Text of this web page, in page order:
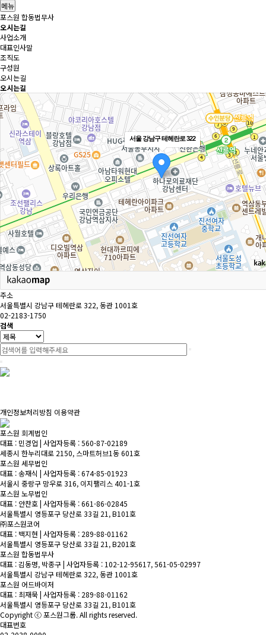
메뉴
포스원 합동법무사
오시는길
사업소개
대표인사말
조직도
구성원
오시는길
오시는길
서울 강남구 테헤란로 322
주소
서울특별시 강남구 테헤란로 322, 동관 1001호
02-2183-1750
검색
개인정보처리방침 이용약관
포스원 회계법인
대표 : 민경업 | 사업자등록 : 560-87-02189
세종시 한누리대로 2150, 스마트허브1동 601호
포스원 세무법인
대표 : 송재식 | 사업자등록 : 674-85-01923
서울시 중랑구 망우로 316, 이지팰리스 401-1호
포스원 노무법인
대표 : 안찬호 | 사업자등록 : 661-86-02845
서울특별시 영등포구 당산로 33길 21, B101호
㈜포스원코어
대표 : 백지현 | 사업자등록 : 289-88-01162
서울특별시 영등포구 당산로 33길 21, B201호
포스원 합동법무사
대표 : 김동명, 박종구 | 사업자등록 : 102-12-95617, 561-05-02997
서울특별시 강남구 테헤란로 322, 동관 1001호
포스원 어드바이저
대표 : 최재묵 | 사업자등록 : 289-88-01162
서울특별시 영등포구 당산로 33길 21, B101호
Copyright ⓒ포스원그룹. All rights reserved.
대표번호